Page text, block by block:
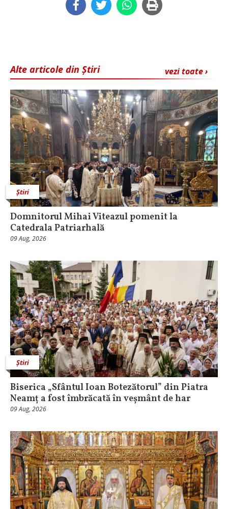
vezi toate ›
Alte articole din Știri
Știri
Domnitorul Mihai Viteazul pomenit la
Catedrala Patriarhală
09 Aug, 2026
Știri
Biserica „Sfântul Ioan Botezătorul” din Piatra
Neamț a fost îmbrăcată în veșmânt de har
09 Aug, 2026